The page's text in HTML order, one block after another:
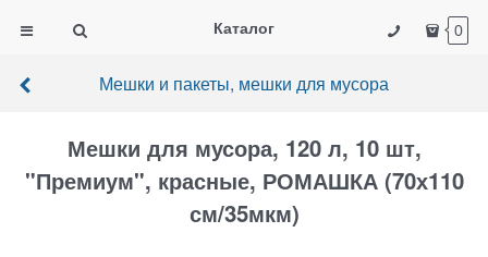
Каталог 0
Мешки и пакеты, мешки для мусора
Мешки для мусора, 120 л, 10 шт,
"Премиум", красные, РОМАШКА (70х110
см/35мкм)